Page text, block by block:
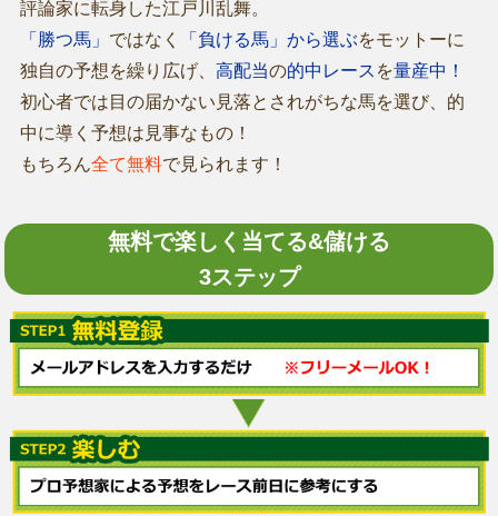
評論家に転身した江戸川乱舞。
「勝つ馬」 ではなく 「負ける馬」から選ぶをモットーに
独自の予想を繰り広げ、 高配当の的中レース を量産中！
初心者では目の届かない見落とされがちな馬を選び、的
中に導く予想は見事なもの！
もちろん全て無料で見られます！
無料で楽しく当てる&儲ける
3ステップ